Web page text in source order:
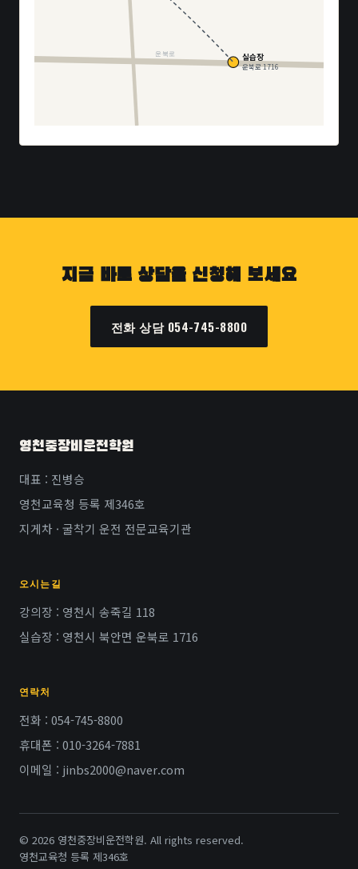
운북로 실습장
운북로 1716
지금 바로 상담을 신청해 보세요
전화 상담 054-745-8800
영천중장비운전학원
대표 : 진병승
영천교육청 등록 제346호
지게차 · 굴착기 운전 전문교육기관
오시는길
강의장 : 영천시 송죽길 118
실습장 : 영천시 북안면 운북로 1716
연락처
전화 : 054-745-8800
휴대폰 : 010-3264-7881
이메일 : jinbs2000@naver.com
© 2026 영천중장비운전학원. All rights reserved.
영천교육청 등록 제346호